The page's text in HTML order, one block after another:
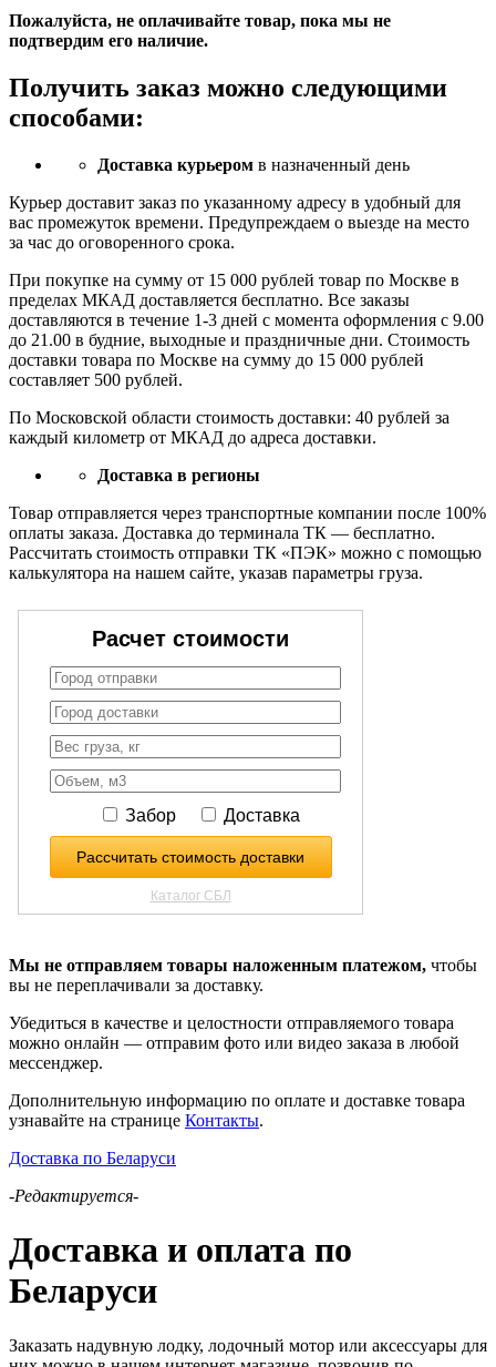
Пожалуйста, не оплачивайте товар, пока мы не
подтвердим его наличие.
Получить заказ можно следующими
способами:
Доставка курьером в назначенный день
Курьер доставит заказ по указанному адресу в удобный для
вас промежуток времени. Предупреждаем о выезде на место
за час до оговоренного срока.
При покупке на сумму от 15 000 рублей товар по Москве в
пределах МКАД доставляется бесплатно. Все заказы
доставляются в течение 1-3 дней с момента оформления с 9.00
до 21.00 в будние, выходные и праздничные дни. Стоимость
доставки товара по Москве на сумму до 15 000 рублей
составляет 500 рублей.
По Московской области стоимость доставки: 40 рублей за
каждый километр от МКАД до адреса доставки.
Доставка в регионы
Товар отправляется через транспортные компании после 100%
оплаты заказа. Доставка до терминала ТК — бесплатно.
Рассчитать стоимость отправки ТК «ПЭК» можно с помощью
калькулятора на нашем сайте, указав параметры груза.
Мы не отправляем товары наложенным платежом, чтобы
вы не переплачивали за доставку.
Убедиться в качестве и целостности отправляемого товара
можно онлайн — отправим фото или видео заказа в любой
мессенджер.
Дополнительную информацию по оплате и доставке товара
узнавайте на странице Контакты.
Доставка по Беларуси
-Редактируется-
Доставка и оплата по
Беларуси
Заказать надувную лодку, лодочный мотор или аксессуары для